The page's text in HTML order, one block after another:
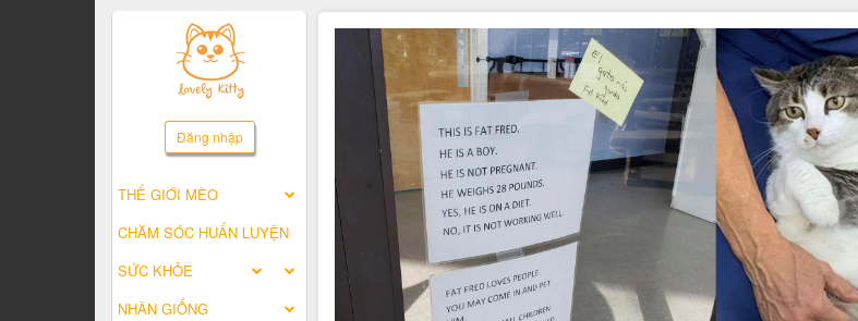
Đăng nhập
THẾ GIỚI MÈO
CHĂM SÓC HUẤN LUYỆN
SỨC KHỎE
NHÂN GIỐNG